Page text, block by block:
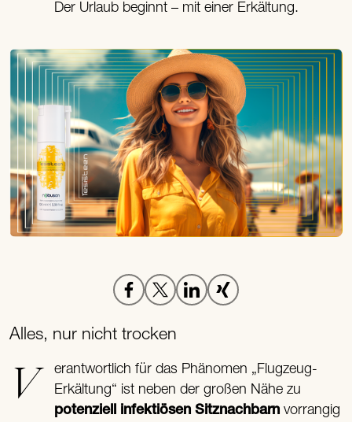
Der Urlaub beginnt – mit einer Erkältung.
Alles, nur nicht trocken
Verantwortlich für das Phänomen „Flugzeug-
Erkältung“ ist neben der großen Nähe zu
potenziell infektiösen Sitznachbarn vorrangig